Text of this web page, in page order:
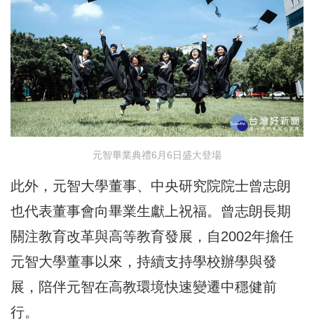
元智畢業典禮6月6日盛大登場
此外，元智大學董事、中央研究院院士曾志朗
也代表董事會向畢業生獻上祝福。曾志朗長期
關注教育改革與高等教育發展，自2002年擔任
元智大學董事以來，持續支持學校辦學與發
展，陪伴元智在高教環境快速變遷中穩健前
行。